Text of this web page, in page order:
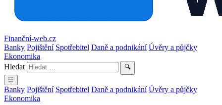
Finanční-web.cz
Banky Pojištění Spotřebitel Daně a podnikání Úvěry a půjčky
Ekonomika
Hledat
🔍
☰
Banky Pojištění Spotřebitel Daně a podnikání Úvěry a půjčky
Ekonomika